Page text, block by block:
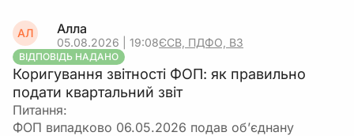
АЛ Алла
05.08.2026 | 19:08ЄСВ, ПДФО, ВЗ
ВІДПОВІДЬ НАДАНО
Коригування звітності ФОП: як правильно
подати квартальний звіт
Питання:
ФОП випадково 06.05.2026 подав об’єднану